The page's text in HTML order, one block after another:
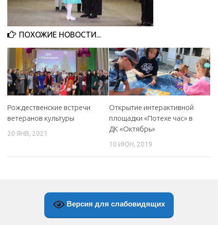
МБУ Дом культуры «Молодость»
МБОУ ДО «Детская музыкальная школа»
МБУК «Искитимский городской историко-художественный
музей»
МБУК «Централизованная библиотечная система»
ДК «Россия»
ПОХОЖИЕ НОВОСТИ...
Рождественские встречи
ветеранов культуры
20 ЯНВ, 2021
Открытие интерактивной
площадки «Потехе час» в
ДК «Октябрь»
10 ИЮН, 2019
Версия для слабовидящих